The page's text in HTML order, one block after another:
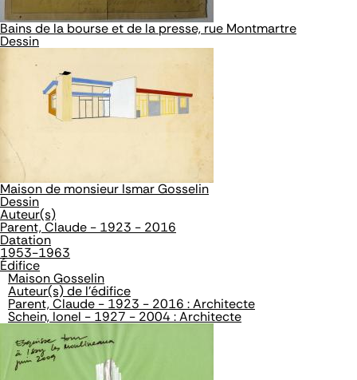
Bains de la bourse et de la presse, rue Montmartre
Dessin
Maison de monsieur Ismar Gosselin
Dessin
Auteur(s)
Parent, Claude - 1923 - 2016
Datation
1953-1963
Édifice
Maison Gosselin
Auteur(s) de l'édifice
Parent, Claude - 1923 - 2016 : Architecte
Schein, Ionel - 1927 - 2004 : Architecte